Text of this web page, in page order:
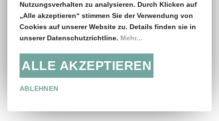
Nutzungsverhalten zu analysieren. Durch Klicken auf
„Alle akzeptieren“ stimmen Sie der Verwendung von
Cookies auf unserer Website zu. Details finden sie in
unserer Datenschutzrichtline. Mehr...
ALLE AKZEPTIEREN
ABLEHNEN
14 Tage Rückgaberecht